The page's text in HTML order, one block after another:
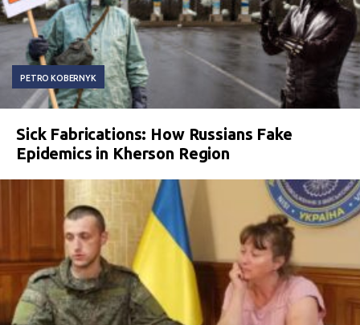
PETRO KOBERNYK
Sick Fabrications: How Russians Fake
Epidemics in Kherson Region